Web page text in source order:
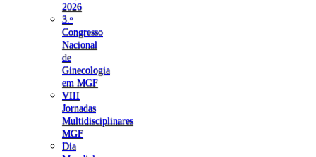
2026
3.ᵒ
Congresso
Nacional
de
Ginecologia
em MGF
VIII
Jornadas
Multidisciplinares
MGF
Dia